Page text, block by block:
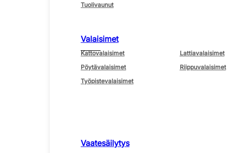
Tuolivaunut
Valaisimet
Kattovalaisimet Lattiavalaisimet
Pöytävalaisimet
Riippuvalaisimet
Työpistevalaisimet
Vaatesäilytys